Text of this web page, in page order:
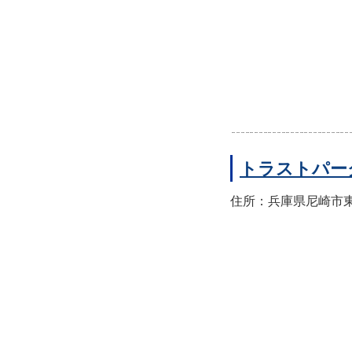
トラストパ
住所：兵庫県尼崎市